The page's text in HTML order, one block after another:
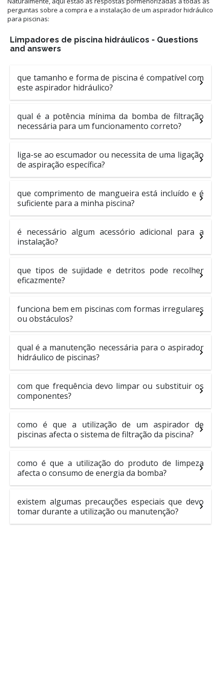
perguntas sobre a compra e a instalação de um aspirador hidráulico
para piscinas:
Limpadores de piscina hidráulicos - Questions
and answers
que tamanho e forma de piscina é compatível com
este aspirador hidráulico?
qual é a potência mínima da bomba de filtração
necessária para um funcionamento correto?
liga-se ao escumador ou necessita de uma ligação
de aspiração específica?
que comprimento de mangueira está incluído e é
suficiente para a minha piscina?
é necessário algum acessório adicional para a
instalação?
que tipos de sujidade e detritos pode recolher
eficazmente?
funciona bem em piscinas com formas irregulares
ou obstáculos?
qual é a manutenção necessária para o aspirador
hidráulico de piscinas?
com que frequência devo limpar ou substituir os
componentes?
como é que a utilização de um aspirador de
piscinas afecta o sistema de filtração da piscina?
como é que a utilização do produto de limpeza
afecta o consumo de energia da bomba?
existem algumas precauções especiais que devo
tomar durante a utilização ou manutenção?